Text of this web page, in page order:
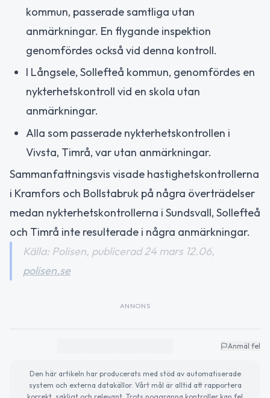
kommun, passerade samtliga utan
anmärkningar. En flygande inspektion
genomfördes också vid denna kontroll.
I Långsele, Sollefteå kommun, genomfördes en
nykterhetskontroll vid en skola utan
anmärkningar.
Alla som passerade nykterhetskontrollen i
Vivsta, Timrå, var utan anmärkningar.
Sammanfattningsvis visade hastighetskontrollerna
i Kramfors och Bollstabruk på några överträdelser
medan nykterhetskontrollerna i Sundsvall, Sollefteå
och Timrå inte resulterade i några anmärkningar.
Källa: Polisen, publicerad 24 mars 12.06,
polisen.se
ANNONS
Anmäl fel
Den här artikeln har producerats med stöd av automatiserade
system och externa datakällor. Vårt mål är alltid att rapportera